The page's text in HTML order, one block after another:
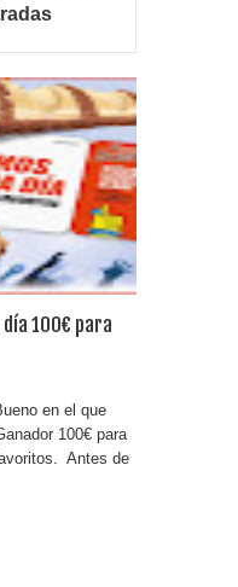
y gana un patinete con
100€ para
en el que
100€ para
Antes de